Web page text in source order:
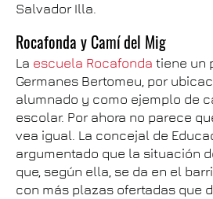
Salvador Illa.
Rocafonda y Camí del Mig
La escuela Rocafonda tiene un
Germanes Bertomeu, por
alumnado y como ejemplo de
escolar. Por ahora no parece
vea igual. La concejal de
argumentado que la situación
que, según ella, se da en el
con más plazas ofertadas que